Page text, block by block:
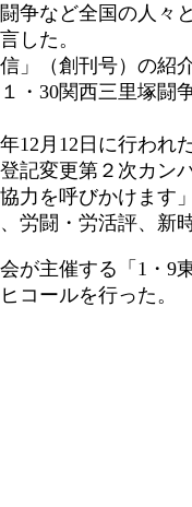
など全国の人々
した。
（創刊号）の紹介
30関西三里塚闘
月12日に行われ
変更第２次カン
を呼びかけます
闘・労活評、新
主催する「1・9
コールを行った。